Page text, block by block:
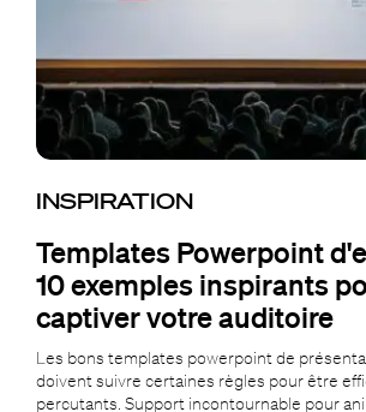
INSPIRATION
Templates Powerpoint
10 exemples inspirants
captiver votre auditoire
Les bons templates powerpoint de
doivent suivre certaines règles pour être
percutants. Support incontournable pour